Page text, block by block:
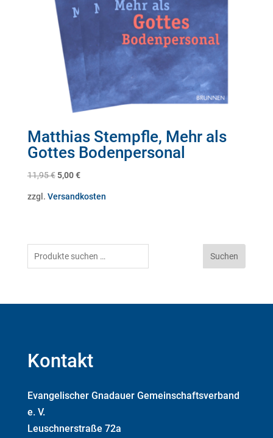
Matthias Stempfle, Mehr als
Gottes Bodenpersonal
11,95€ Ursprünglicher
war:
5,00€Aktueller
ist:
zzgl. Versandkosten
Suchen
nach:
Suchen
Kontakt
Evangelischer Gnadauer Gemeinschaftsverband
e. V.
Leuschnerstraße 72a